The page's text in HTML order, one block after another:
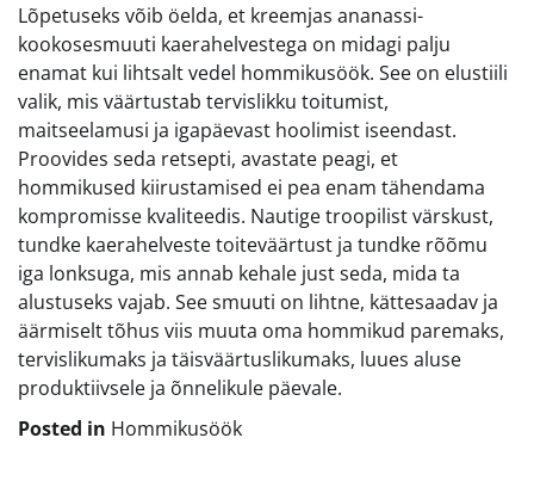
Lõpetuseks võib öelda, et kreemjas ananassi-
kookosesmuuti kaerahelvestega on midagi palju
enamat kui lihtsalt vedel hommikusöök. See on elustiili
valik, mis väärtustab tervislikku toitumist,
maitseelamusi ja igapäevast hoolimist iseendast.
Proovides seda retsepti, avastate peagi, et
hommikused kiirustamised ei pea enam tähendama
kompromisse kvaliteedis. Nautige troopilist värskust,
tundke kaerahelveste toiteväärtust ja tundke rõõmu
iga lonksuga, mis annab kehale just seda, mida ta
alustuseks vajab. See smuuti on lihtne, kättesaadav ja
äärmiselt tõhus viis muuta oma hommikud paremaks,
tervislikumaks ja täisväärtuslikumaks, luues aluse
produktiivsele ja õnnelikule päevale.
Posted in Hommikusöök